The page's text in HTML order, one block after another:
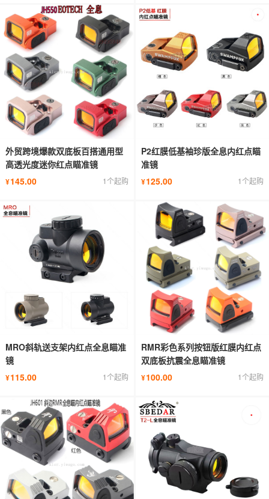
外贸跨境爆款双底板百搭通用型
高透光度迷你红点瞄准镜
¥145.00 1个起购
P2红膜低基袖珍版全息内红点瞄
准镜
¥125.00 1个起购
MRO斜轨送支架内红点全息瞄准
镜
¥115.00 1个起购
RMR彩色系列按钮版红膜内红点
双底板抗震全息瞄准镜
¥100.00 1个起购